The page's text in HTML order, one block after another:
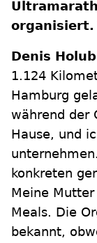
organisiert.
Denis
1.124
Hamburg
während der
Hause, und
konkreten
Meine
Meals. Die
bekannt,